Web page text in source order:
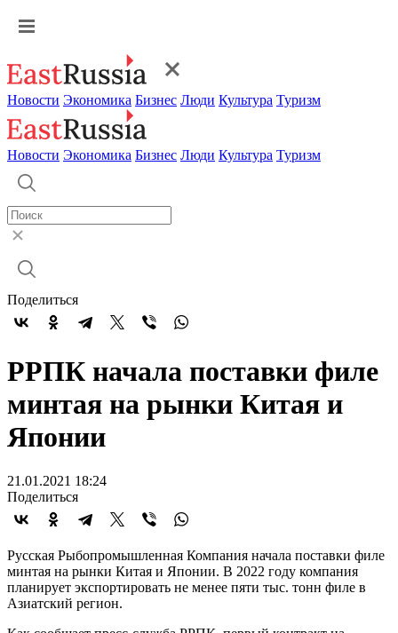
Новости Экономика Бизнес Люди Культура Туризм
Новости Экономика Бизнес Люди Культура Туризм
Поделиться
РРПК начала поставки филе
минтая на рынки Китая и
Японии
21.01.2021 18:24
Поделиться
Русская Рыбопромышленная Компания начала поставки филе
минтая на рынки Китая и Японии. В 2022 году компания
планирует экспортировать не менее пяти тыс. тонн филе в
Азиатский регион.